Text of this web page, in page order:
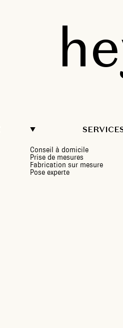
Conseil à domicile
Prise de mesures
Fabrication sur mesure
Pose experte